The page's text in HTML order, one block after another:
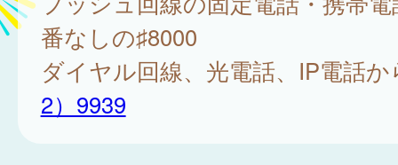
番なしの♯8000
ダイヤル回線、光電話、IP電話か
2）9939